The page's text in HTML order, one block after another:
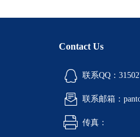
Contact Us
联系QQ：
联系邮箱：
传真：